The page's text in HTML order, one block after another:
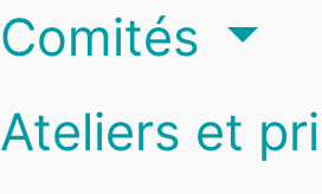
Comités
Ateliers et